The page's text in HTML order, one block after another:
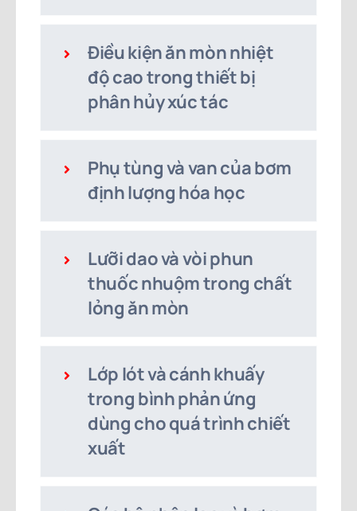
Điều kiện ăn mòn nhiệt
độ cao trong thiết bị
phân hủy xúc tác
Phụ tùng và van của bơm
định lượng hóa học
Lưỡi dao và vòi phun
thuốc nhuộm trong chất
lỏng ăn mòn
Lớp lót và cánh khuấy
trong bình phản ứng
dùng cho quá trình chiết
xuất